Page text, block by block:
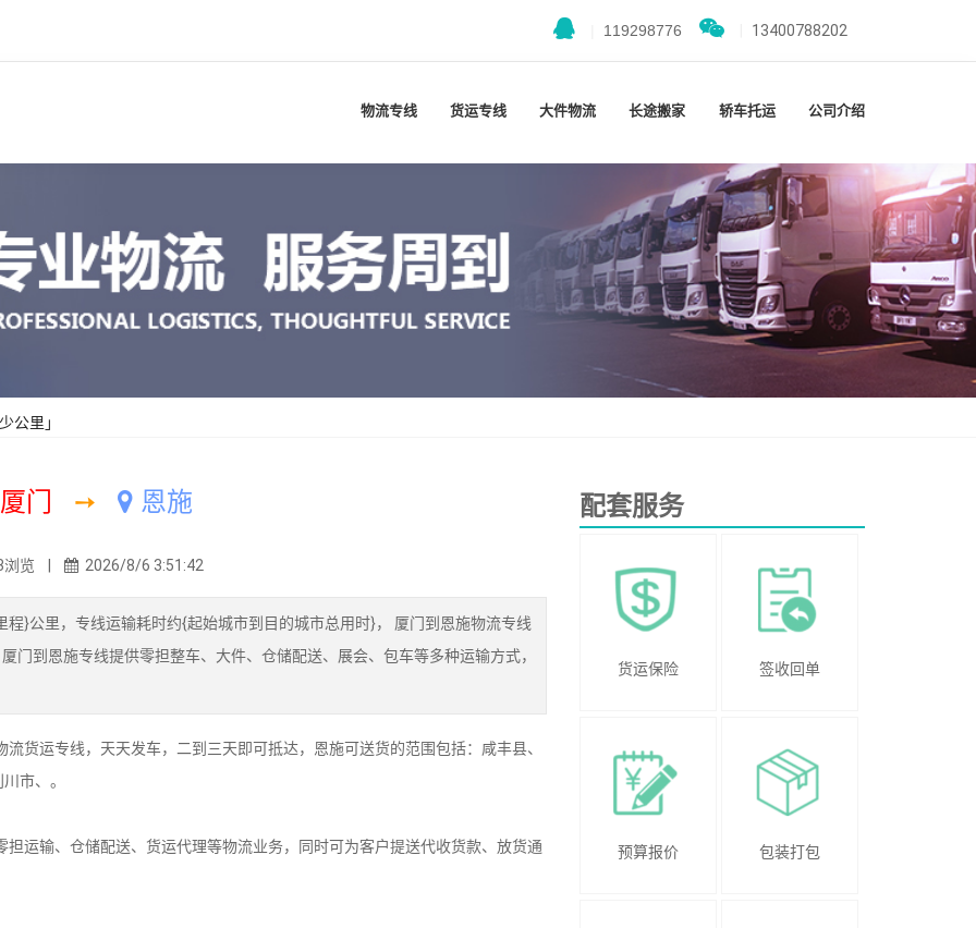
119298776 13400788202
物流专线 货运专线 大件物流 长途搬家 轿车托运 公司介绍
公里」
门 ➙ 恩施
浏览 | 2026/8/6 3:51:42
程}公里，专线运输耗时约{起始城市到目的城市总用时}， 厦门到恩施物流专线
门到恩施专线提供零担整车、大件、仓储配送、展会、包车等多种运输方式，
运专线，天天发车，二到三天即可抵达，恩施可送货的范围包括：咸丰县、
市、。
运输、仓储配送、货运代理等物流业务，同时可为客户提送代收货款、放货通
配套服务
货运保险 签收回单
预算报价 包装打包